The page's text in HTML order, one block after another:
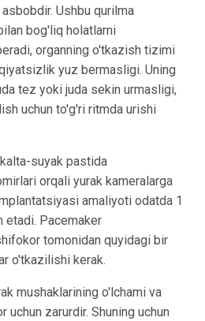
Ushbu qurilma
bog'liq holatlarni
organning o'tkazish tizimi
yuz bermasligi. Uning
tez yoki juda sekin urmasligi,
uchun to'g'ri ritmda urishi
suyak pastida
orqali yurak kameralarga
amaliyoti odatda 1
etadi. Pacemaker
tomonidan quyidagi bir
o'tkazilishi kerak.
mushaklarining o'lchami va
zarurdir. Shuning uchun